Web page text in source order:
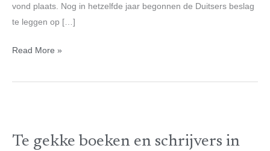
vond plaats. Nog in hetzelfde jaar begonnen de Duitsers beslag
te leggen op […]
Read More »
Te gekke boeken en schrijvers in
boeken